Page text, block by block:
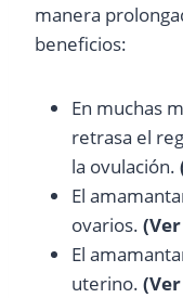
manera
beneficios:
En muchas
retrasa el
la ovulación.
El
ovarios.
El
uterino.